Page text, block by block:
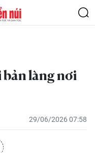
bản làng nơi
29/06/2026 07:58